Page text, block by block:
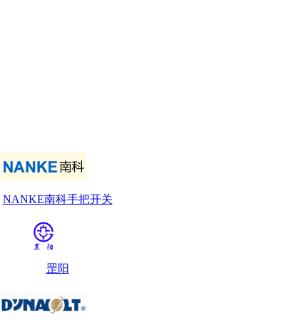
NANKE南科手把开关
罡阳